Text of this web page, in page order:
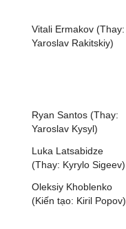
Vitali Ermakov (Thay:
Yaroslav Rakitskiy)
Ryan Santos (Thay:
Yaroslav Kysyl)
Luka Latsabidze
(Thay: Kyrylo Sigeev)
Oleksiy Khoblenko
(Kiến tạo: Kiril Popov)